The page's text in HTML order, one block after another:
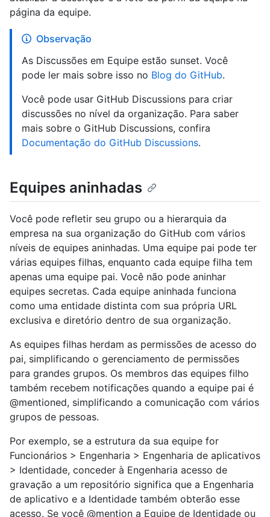
página da equipe.
Observação
As Discussões em Equipe estão sunset. Você
pode ler mais sobre isso no Blog do GitHub.
Você pode usar GitHub Discussions para criar
discussões no nível da organização. Para saber
mais sobre o GitHub Discussions, confira
Documentação do GitHub Discussions.
Equipes aninhadas
Você pode refletir seu grupo ou a hierarquia da
empresa na sua organização do GitHub com vários
níveis de equipes aninhadas. Uma equipe pai pode ter
várias equipes filhas, enquanto cada equipe filha tem
apenas uma equipe pai. Você não pode aninhar
equipes secretas. Cada equipe aninhada funciona
como uma entidade distinta com sua própria URL
exclusiva e diretório dentro de sua organização.
As equipes filhas herdam as permissões de acesso do
pai, simplificando o gerenciamento de permissões
para grandes grupos. Os membros das equipes filho
também recebem notificações quando a equipe pai é
@mentioned, simplificando a comunicação com vários
grupos de pessoas.
Por exemplo, se a estrutura da sua equipe for
Funcionários > Engenharia > Engenharia de aplicativos
> Identidade, conceder à Engenharia acesso de
gravação a um repositório significa que a Engenharia
de aplicativo e a Identidade também obterão esse
acesso. Se você @mention a Equipe de Identidade ou